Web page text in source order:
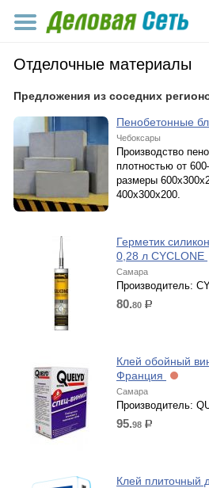
Отделочные материалы
Предложения из соседних
Пенобетонные
Чебоксары
Производство
плотностью от
размеры
400х300х200.
Герметик
0,28 л CYCLONE
Самара
Производитель:
80.80 р.
Клей обойный
Франция
Самара
Производитель:
95.98 р.
Клей плиточный